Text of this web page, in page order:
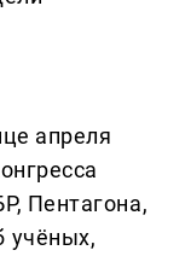
апреля
Пентагона,
учёных,